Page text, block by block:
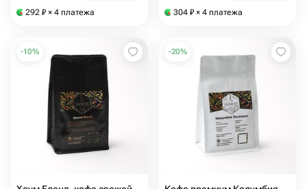
292 ₽ × 4 платежа 304 ₽ × 4 платежа
-10% -20%